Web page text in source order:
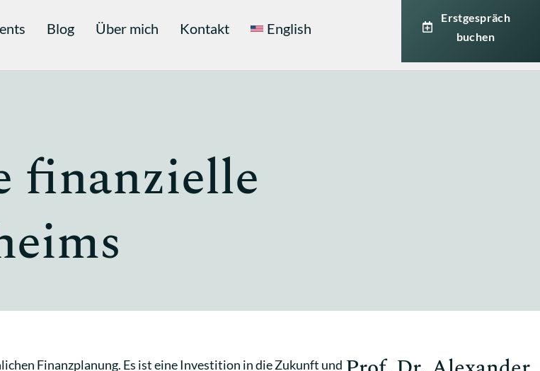
Blog Über mich Kontakt English
Erstgespräch
buchen
finanzielle
Finanzplanung. Es ist eine Investition in die Zukunft und